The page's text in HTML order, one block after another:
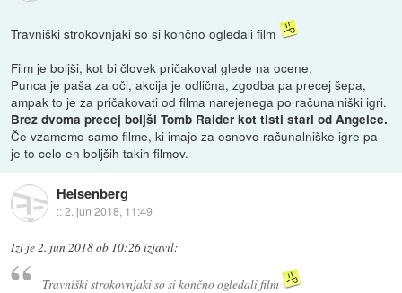
Travniški strokovnjaki so si končno ogledali film
Film je boljši, kot bi človek pričakoval glede na ocene.
Punca je paša za oči, akcija je odlična, zgodba pa precej šepa,
ampak to je za pričakovati od filma narejenega po računalniški igri.
Brez dvoma precej boljši Tomb Raider kot tisti stari od Angelce.
Če vzamemo samo filme, ki imajo za osnovo računalniške igre pa
je to celo en boljših takih filmov.
Heisenberg
::2. jun 2018, 11:49
Izi je2. jun 2018 ob 10:26izjavil:
Travniški strokovnjaki so si končno ogledali film